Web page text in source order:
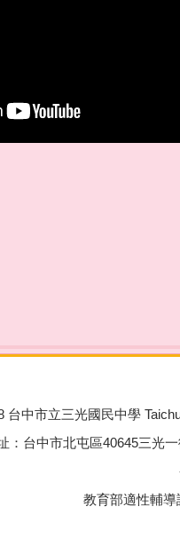
台中市立三光國民中學
：台中市北屯區40645三光
教育部適性輔